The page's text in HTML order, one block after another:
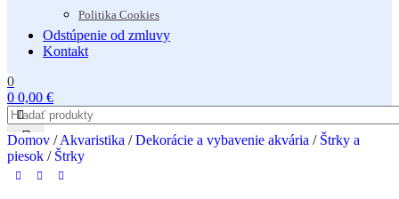
Politika Cookies
Odstúpenie od zmluvy
Kontakt
0
0 0,00 €
Domov / Akvaristika / Dekorácie a vybavenie akvária / Štrky a
piesok / Štrky